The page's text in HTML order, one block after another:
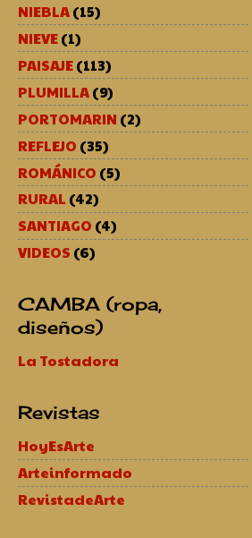
NIEBLA(15)
NIEVE(1)
PAISAJE(113)
PLUMILLA(9)
PORTOMARIN (2)
REFLEJO (35)
ROMÁNICO (5)
RURAL (42)
SANTIAGO (4)
VIDEOS (6)
CAMBA (ropa,
diseños)
La Tostadora
Revistas
HoyEsArte
Arteinformado
RevistadeArte